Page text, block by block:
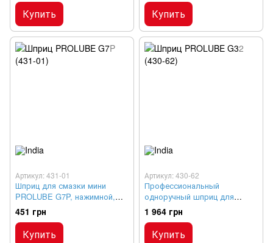
Купить Купить
Артикул: 431-01
Шприц для смазки мини
PROLUBE G7P, нажимной,
125 см³
451 грн
Купить
Артикул: 430-62
Профессиональный
одноручный шприц для
смазки PROLUBE G32, 517
бар
1 964 грн
Купить